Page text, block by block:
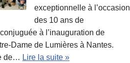
exceptionnelle à l’occasion
des 10 ans de
conjuguée à l’inauguration de
Dame de Lumières à Nantes.
de… Lire la suite »